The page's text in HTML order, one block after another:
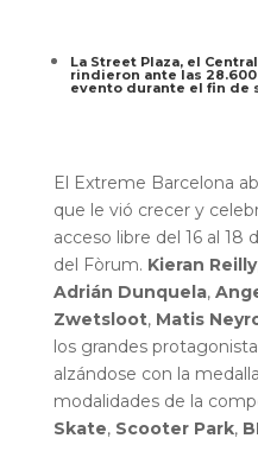
La Street Plaza, el
rindieron ante las
evento durante el fin de
El Extreme Barcelona
que le vió crecer y
acceso libre del 16 al
del Fòrum. Kieran Reilly
Adrián Dunquela,
Zwetsloot, Matis
los grandes
alzándose con la
modalidades de la
Skate,Scooter Park,